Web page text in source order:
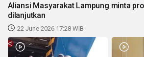
Aliansi Masyarakat Lampung minta
dilanjutkan
22 June 2026 17:28 WIB